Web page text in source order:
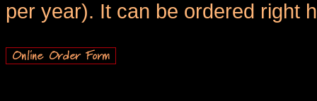
per year). It can be ordered right